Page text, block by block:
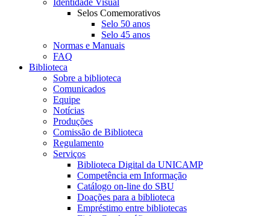
Identidade Visual
Selos Comemorativos
Selo 50 anos
Selo 45 anos
Normas e Manuais
FAQ
Biblioteca
Sobre a biblioteca
Comunicados
Equipe
Notícias
Produções
Comissão de Biblioteca
Regulamento
Serviços
Biblioteca Digital da UNICAMP
Competência em Informação
Catálogo on-line do SBU
Doações para a biblioteca
Empréstimo entre bibliotecas